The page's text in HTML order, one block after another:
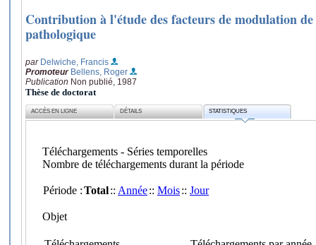
Contribution à l'étude des facteurs de modulation
pathologique
par Delwiche, Francis
Promoteur Bellens, Roger
Publication Non publié, 1987
Thèse de doctorat
ACCÈS EN LIGNE DÉTAILS STATISTIQUES